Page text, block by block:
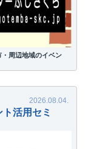
・周辺地域のイベン
活用セミ